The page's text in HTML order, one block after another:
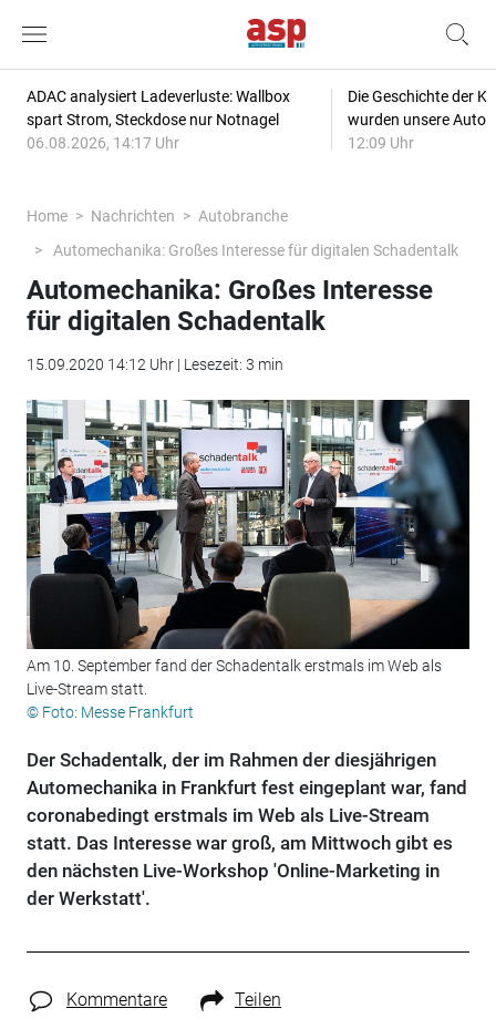
ADAC analysiert Ladeverluste: Wallbox
spart Strom, Steckdose nur Notnagel
06.08.2026, 14:17 Uhr
Die Geschichte der
wurden unsere
12:09 Uhr
Home Nachrichten
Autobranche
Automechanika: Großes Interesse für digitalen Schadentalk
Automechanika: Großes Interesse
für digitalen Schadentalk
15.09.2020 14:12 Uhr | Lesezeit: 3 min
Am 10. September fand der Schadentalk erstmals im Web als
Live-Stream statt.
© Foto: Messe Frankfurt
Der Schadentalk, der im Rahmen der diesjährigen
Automechanika in Frankfurt fest eingeplant war, fand
coronabedingt erstmals im Web als Live-Stream
statt. Das Interesse war groß, am Mittwoch gibt es
den nächsten Live-Workshop 'Online-Marketing in
der Werkstatt'.
Kommentare Teilen